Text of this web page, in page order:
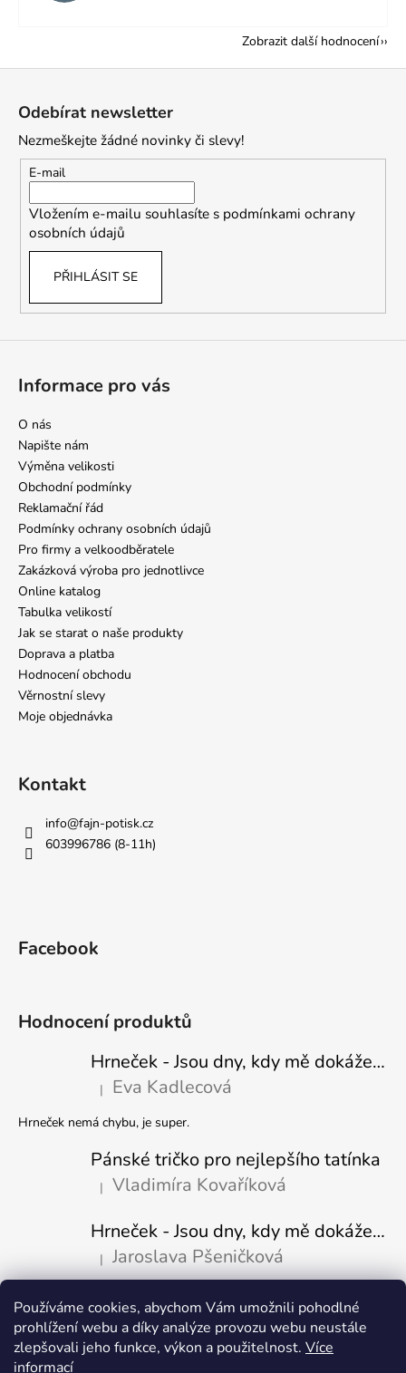
Používáme cookies, abychom Vám umožnili pohodlné
prohlížení webu a díky analýze provozu webu neustále
zlepšovali jeho funkce, výkon a použitelnost. Více
informací
Zobrazit další hodnocení
Odebírat newsletter
Nezmeškejte žádné novinky či slevy!
E-mail
Vložením e-mailu souhlasíte s podmínkami ochrany
osobních údajů
PŘIHLÁSIT SE
Informace pro vás
O nás
Napište nám
Výměna velikosti
Obchodní podmínky
Reklamační řád
Podmínky ochrany osobních údajů
Pro firmy a velkoodběratele
Zakázková výroba pro jednotlivce
Online katalog
Tabulka velikostí
Jak se starat o naše produkty
Doprava a platba
Hodnocení obchodu
Věrnostní slevy
Moje objednávka
Kontakt
info@fajn-potisk.cz
603996786 (8-11h)
Facebook
Hodnocení produktů
Hrneček - Jsou dny, kdy mě dokáže nasrat i vzduch - Sova
Hodnocení produktu je 5 z 5 hvězdiček.
| Eva Kadlecová
Hrneček nemá chybu, je super.
Pánské tričko pro nejlepšího tatínka
Hodnocení produktu je 5 z 5 hvězdiček.
| Vladimíra Kovaříková
Hrneček - Jsou dny, kdy mě dokáže nasrat i vzduch-naštvaný pejsek
Hodnocení produktu je 5 z 5 hvězdiček.
| Jaroslava Pšeničková
Přijímáme online platby